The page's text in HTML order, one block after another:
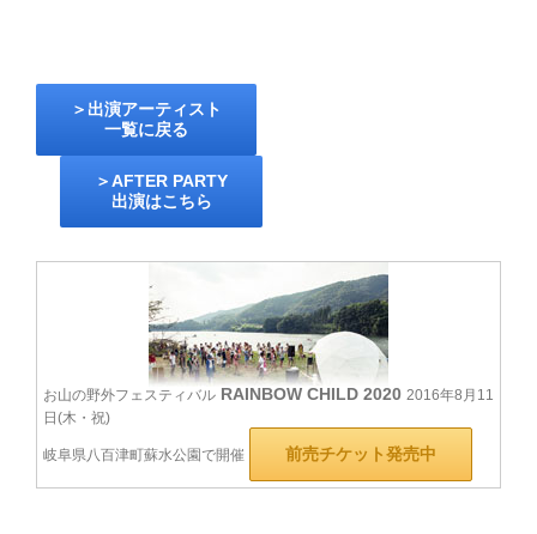
＞出演アーティスト
一覧に戻る
＞AFTER PARTY
出演はこちら
お山の野外フェスティバル RAINBOW CHILD 2020 2016年8月11
日(木・祝)
岐阜県八百津町蘇水公園で開催 前売チケット発売中